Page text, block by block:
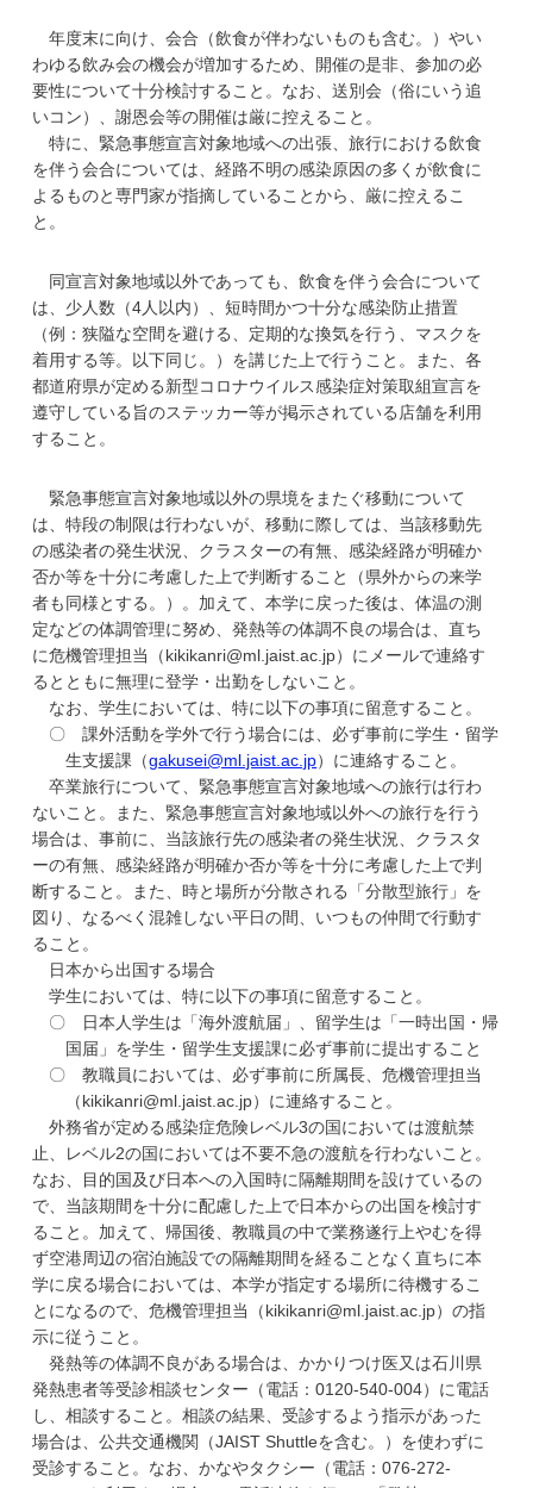
年度末に向け、会合（飲食が伴わないものも含む。）やい
わゆる飲み会の機会が増加するため、開催の是非、参加の必
要性について十分検討すること。なお、送別会（俗にいう追
いコン）、謝恩会等の開催は厳に控えること。
特に、緊急事態宣言対象地域への出張、旅行における飲食
を伴う会合については、経路不明の感染原因の多くが飲食に
よるものと専門家が指摘していることから、厳に控えるこ
と。
同宣言対象地域以外であっても、飲食を伴う会合について
は、少人数（4人以内）、短時間かつ十分な感染防止措置
（例：狭隘な空間を避ける、定期的な換気を行う、マスクを
着用する等。以下同じ。）を講じた上で行うこと。また、各
都道府県が定める新型コロナウイルス感染症対策取組宣言を
遵守している旨のステッカー等が掲示されている店舗を利用
すること。
緊急事態宣言対象地域以外の県境をまたぐ移動について
は、特段の制限は行わないが、移動に際しては、当該移動先
の感染者の発生状況、クラスターの有無、感染経路が明確か
否か等を十分に考慮した上で判断すること（県外からの来学
者も同様とする。）。加えて、本学に戻った後は、体温の測
定などの体調管理に努め、発熱等の体調不良の場合は、直ち
に危機管理担当（kikikanri@ml.jaist.ac.jp）にメールで連絡す
るとともに無理に登学・出勤をしないこと。
なお、学生においては、特に以下の事項に留意すること。
〇 課外活動を学外で行う場合には、必ず事前に学生・留学
生支援課（gakusei@ml.jaist.ac.jp）に連絡すること。
卒業旅行について、緊急事態宣言対象地域への旅行は行わ
ないこと。また、緊急事態宣言対象地域以外への旅行を行う
場合は、事前に、当該旅行先の感染者の発生状況、クラスタ
ーの有無、感染経路が明確か否か等を十分に考慮した上で判
断すること。また、時と場所が分散される「分散型旅行」を
図り、なるべく混雑しない平日の間、いつもの仲間で行動す
ること。
日本から出国する場合
学生においては、特に以下の事項に留意すること。
〇 日本人学生は「海外渡航届」、留学生は「一時出国・帰
国届」を学生・留学生支援課に必ず事前に提出すること
〇 教職員においては、必ず事前に所属長、危機管理担当
（kikikanri@ml.jaist.ac.jp）に連絡すること。
外務省が定める感染症危険レベル3の国においては渡航禁
止、レベル2の国においては不要不急の渡航を行わないこと。
なお、目的国及び日本への入国時に隔離期間を設けているの
で、当該期間を十分に配慮した上で日本からの出国を検討す
ること。加えて、帰国後、教職員の中で業務遂行上やむを得
ず空港周辺の宿泊施設での隔離期間を経ることなく直ちに本
学に戻る場合においては、本学が指定する場所に待機するこ
とになるので、危機管理担当（kikikanri@ml.jaist.ac.jp）の指
示に従うこと。
発熱等の体調不良がある場合は、かかりつけ医又は石川県
発熱患者等受診相談センター（電話：0120-540-004）に電話
し、相談すること。相談の結果、受診するよう指示があった
場合は、公共交通機関（JAIST Shuttleを含む。）を使わずに
受診すること。なお、かなやタクシー（電話：076-272-